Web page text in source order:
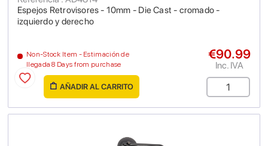
Espejos Retrovisores - 10mm - Die Cast - cromado -
izquierdo y derecho
Non-Stock Item - Estimación de
llegada 8 Days from purchase
€90.99
Inc. IVA
AÑADIR AL CARRITO